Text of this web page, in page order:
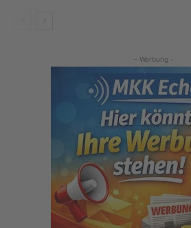
- Werbung -